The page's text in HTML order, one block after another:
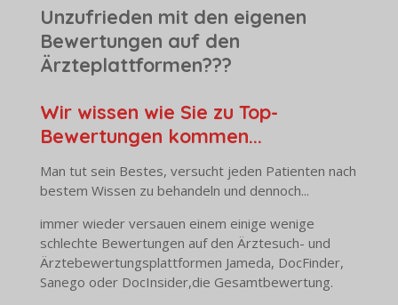
Unzufrieden mit den eigenen
Bewertungen auf den
Ärzteplattformen???
Wir wissen wie Sie zu Top-
Bewertungen kommen...
Man tut sein Bestes, versucht jeden Patienten nach
bestem Wissen zu behandeln und dennoch...
immer wieder versauen einem einige wenige
schlechte Bewertungen auf den Ärztesuch- und
Ärztebewertungsplattformen Jameda, DocFinder,
Sanego oder DocInsider,die Gesamtbewertung.